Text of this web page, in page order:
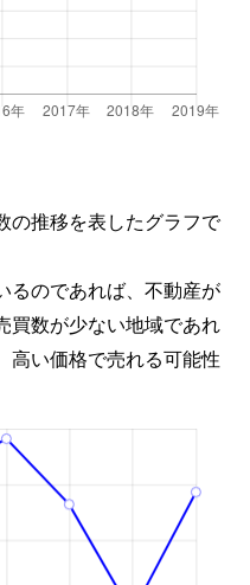
の推移を表したグラフで
るのであれば、不動産が
買数が少ない地域であれ
高い価格で売れる可能性